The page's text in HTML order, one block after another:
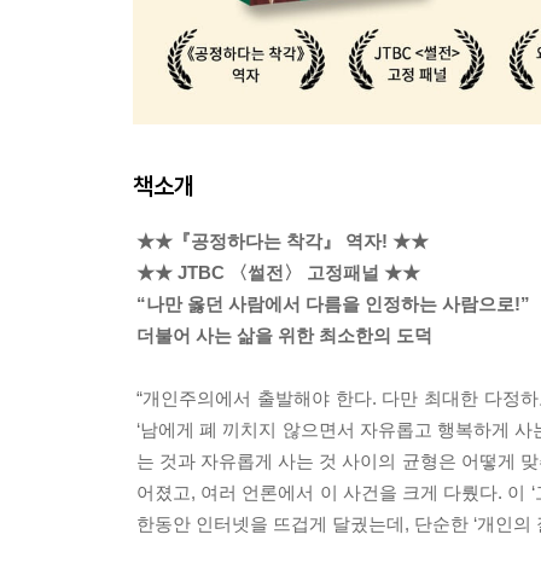
책소개
★★『공정하다는 착각』 역자! ★★
★★ JTBC 〈썰전〉 고정패널 ★★
“나만 옳던 사람에서 다름을 인정하는 사람으로!”
더불어 사는 삶을 위한 최소한의 도덕
“개인주의에서 출발해야 한다. 다만 최대한 다정
‘남에게 폐 끼치지 않으면서 자유롭고 행복하게
는 것과 자유롭게 사는 것 사이의 균형은 어떻게
어졌고, 여러 언론에서 이 사건을 크게 다뤘다. 이
한동안 인터넷을 뜨겁게 달궜는데, 단순한 ‘개인의